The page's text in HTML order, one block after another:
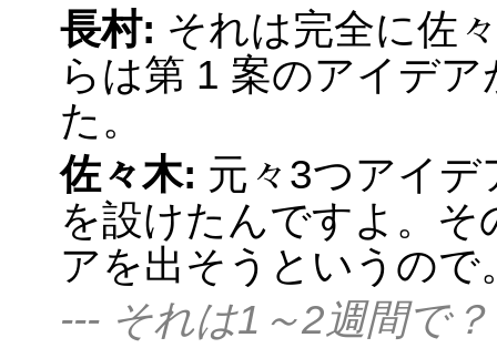
長村: それは完全に佐
らは第 1 案のアイデ
た。
佐々木: 元々3つアイ
を設けたんですよ。
アを出そうというので
--- それは1～2週間で？